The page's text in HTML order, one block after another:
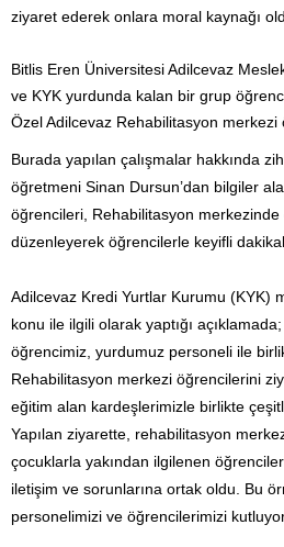
ziyaret ederek onlara moral kaynağı
Bitlis Eren Üniversitesi Adilcevaz
ve KYK yurdunda kalan bir grup
Özel Adilcevaz Rehabilitasyon merkezi
Burada yapılan çalışmalar hakkında
öğretmeni Sinan Dursun’dan bilgiler
öğrencileri, Rehabilitasyon
düzenleyerek öğrencilerle keyifli
Adilcevaz Kredi Yurtlar Kurumu (KYK)
konu ile ilgili olarak yaptığı
öğrencimiz, yurdumuz personeli ile
Rehabilitasyon merkezi öğrencilerini
eğitim alan kardeşlerimizle birlikte
Yapılan ziyarette, rehabilitasyon
çocuklarla yakından ilgilenen
iletişim ve sorunlarına ortak oldu. Bu
personelimizi ve öğrencilerimizi